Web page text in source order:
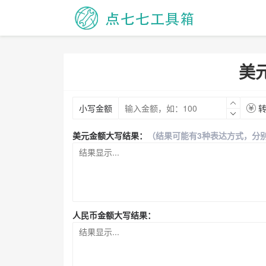
美
小写金额
美元金额大写结果： （结果可能有3种表达方式，
人民币金额大写结果：